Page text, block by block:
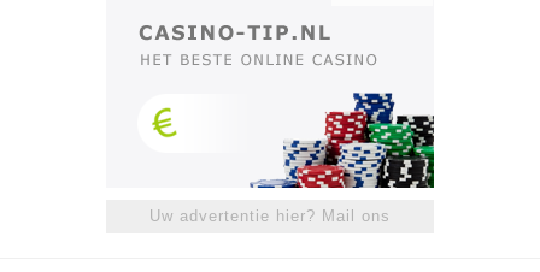
Uw advertentie hier? Mail ons